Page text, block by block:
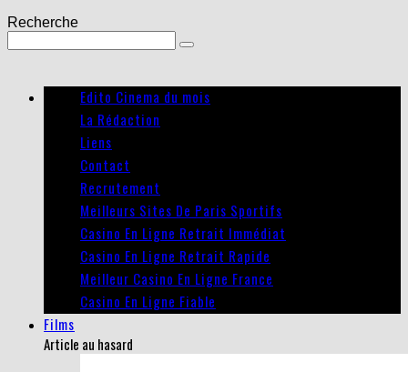
Recherche
Edito Cinema du mois
La Rédaction
Liens
Contact
Recrutement
Meilleurs Sites De Paris Sportifs
Casino En Ligne Retrait Immédiat
Casino En Ligne Retrait Rapide
Meilleur Casino En Ligne France
Casino En Ligne Fiable
Films
Article au hasard